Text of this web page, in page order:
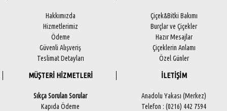
Hakkımızda
Hizmetlerimiz
Ödeme
Güvenli Alışveriş
Teslimat Detayları
Çiçek&Bitki Bakımı
Burçlar ve Çiçekler
Hazır Mesajlar
Çiçeklerin Anlamı
Özel Günler
MÜŞTERİ HİZMETLERİ
Sıkça Sorulan Sorular
Kapıda Ödeme
İLETİŞİM
Anadolu Yakası (Merkez)
Telefon : (0216) 442 7594